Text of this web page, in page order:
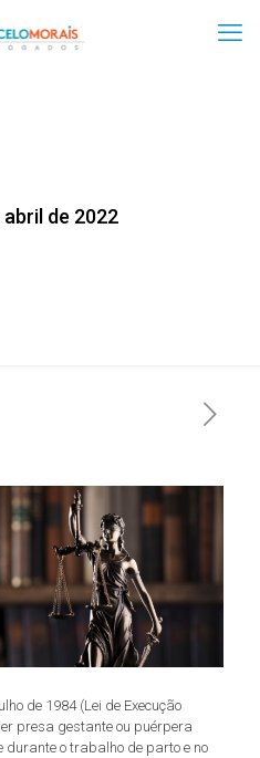
abril de 2022
de 1984 (Lei de Execução
presa gestante ou puérpera
o trabalho de parto e no